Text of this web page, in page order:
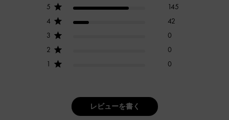
5
145
4
42
3
0
2
0
1
0
レビューを書く